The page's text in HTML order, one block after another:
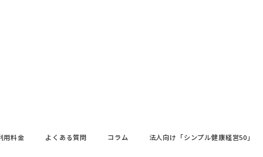
用料金 よくある質問 コラム 法人向け「シンプル健康経営50」